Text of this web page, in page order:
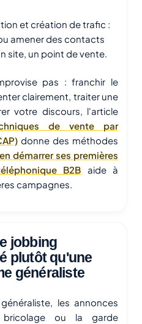
et création de trafic :
amener des contacts
site, un point de vente.
pas : franchir le
clairement, traiter une
votre discours, l'article
de vente par
donne des méthodes
démarrer ses premières
B2B aide à
campagnes.
jobbing
plutôt qu'une
généraliste
les annonces
ou la garde